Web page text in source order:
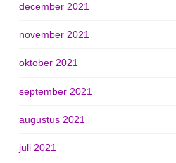
december 2021
november 2021
oktober 2021
september 2021
augustus 2021
juli 2021